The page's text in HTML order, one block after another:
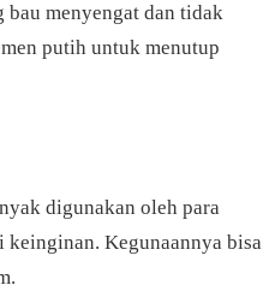
menyengat dan tidak
putih untuk menutup
digunakan oleh para
keinginan. Kegunaannya bisa